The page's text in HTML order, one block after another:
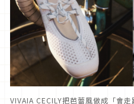
VIVAIA CECILY把芭蕾風做成「會